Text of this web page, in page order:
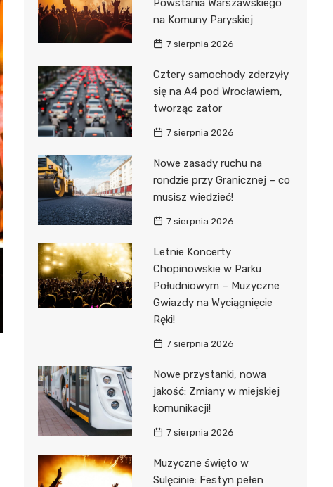
Powstania Warszawskiego
na Komuny Paryskiej
7 sierpnia 2026
Cztery samochody zderzyły
się na A4 pod Wrocławiem,
tworząc zator
7 sierpnia 2026
Nowe zasady ruchu na
rondzie przy Granicznej – co
musisz wiedzieć!
7 sierpnia 2026
Letnie Koncerty
Chopinowskie w Parku
Południowym – Muzyczne
Gwiazdy na Wyciągnięcie
Ręki!
7 sierpnia 2026
Nowe przystanki, nowa
jakość: Zmiany w miejskiej
komunikacji!
7 sierpnia 2026
Muzyczne święto w
Sulęcinie: Festyn pełen